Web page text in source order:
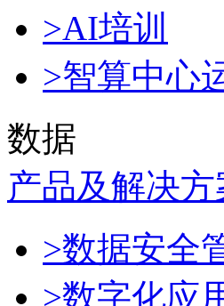
>AI培训
>智算中心
数据
产品及解决方
>数据安全
>数字化应